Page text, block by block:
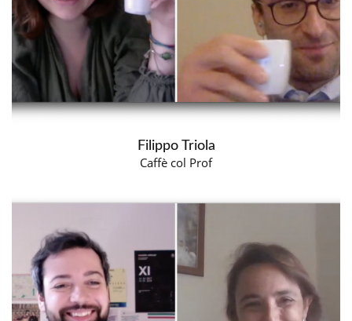
Filippo Triola
Caffè col Prof